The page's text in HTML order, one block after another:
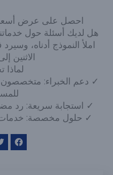
احصل على عرض
هل لديك أسئلة حول
الاثنين
لماذا
✓ استجابة سريعة: رد
✓ حلول مخصصة: خدمات